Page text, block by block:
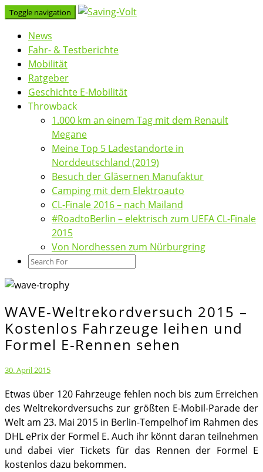
Skip
content
Toggle navigation
News
Fahr- & Testberichte
Mobilität
Ratgeber
Geschichte E-Mobilität
Throwback
1.000 km an einem Tag mit dem Renault
Megane
Meine Top 5 Ladestandorte in
Norddeutschland (2019)
Besuch der Gläsernen Manufaktur
Camping mit dem Elektroauto
CL-Finale 2016 – nach Mailand
#RoadtoBerlin – elektrisch zum UEFA CL-Finale
2015
Von Nordhessen zum Nürburgring
Search
WAVE-
Weltrekordversuch
2015
–
Kostenlos
leihen
und
Formel
E-
Rennen
sehen
WAVE-Weltrekordversuch 2015 –
Kostenlos Fahrzeuge leihen und
Formel E-Rennen sehen
30. April 2015
Etwas über 120 Fahrzeuge fehlen noch bis zum Erreichen
des Weltrekordversuchs zur größten E-Mobil-Parade der
Welt am 23. Mai 2015 in Berlin-Tempelhof im Rahmen des
DHL ePrix der Formel E. Auch ihr könnt daran teilnehmen
und dabei vier Tickets für das Rennen der Formel E
kostenlos dazu bekommen.